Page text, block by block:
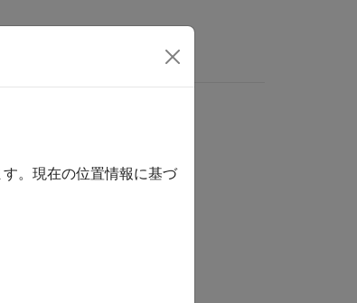
MATLAB Answers
。現在の位置情報に基づ